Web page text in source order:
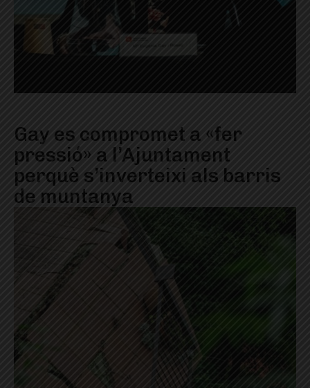
Gay es compromet a «fer
pressió» a l’Ajuntament
perquè s’inverteixi als barris
de muntanya